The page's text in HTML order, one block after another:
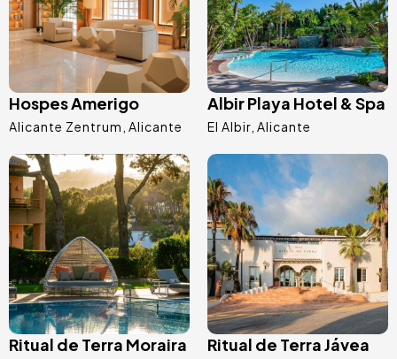
Hospes Amerigo
Alicante Zentrum Alicante
Albir Playa Hotel & Spa
El Albir Alicante
Bild
Ritual de Terra Moraira
Bild
Ritual de Terra Jávea